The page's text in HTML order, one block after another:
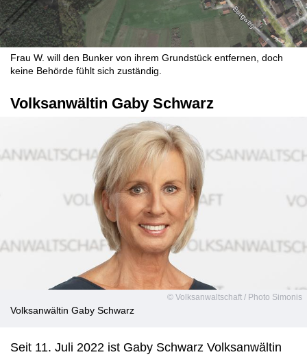
Frau W. will den Bunker von ihrem Grundstück entfernen, doch
keine Behörde fühlt sich zuständig.
Volksanwältin Gaby Schwarz
© Volksanwaltschaft / Photo Simonis
Volksanwältin Gaby Schwarz
Seit 11. Juli 2022 ist Gaby Schwarz Volksanwältin